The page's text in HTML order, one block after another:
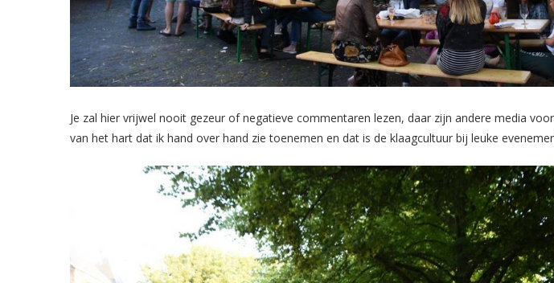
Je zal hier vrijwel nooit gezeur of negatieve commentaren lezen, daar zijn andere media
van het hart dat ik hand over hand zie toenemen en dat is de klaagcultuur bij leuke